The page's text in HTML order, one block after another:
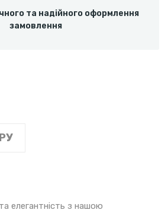
та надійного оформлення
замовлення
елегантність з нашою